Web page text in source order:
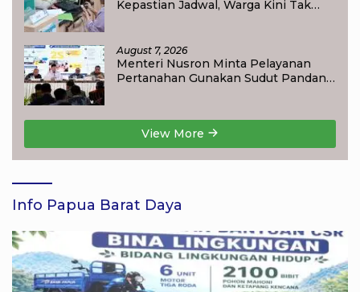
Kepastian Jadwal, Warga Kini Tak
August 7, 2026
Menteri Nusron Minta Pelayanan
Pertanahan Gunakan Sudut Pandang
View More
Info Papua Barat Daya